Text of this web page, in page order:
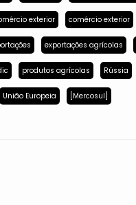
exterior comércio exterior
exportações agrícolas
produtos agrícolas Rússia
União Europeia [Mercosul]